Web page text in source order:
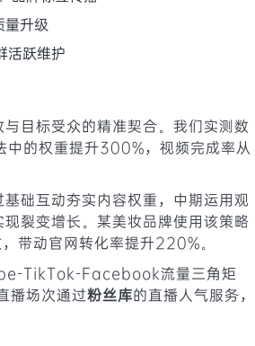
量升级
活跃维护
目标受众的精准契合。我们实测数
的权重提升300%，视频完成率从
础互动夯实内容权重，中期运用观
裂变增长。某美妆品牌使用该策略
带动官网转化率提升220%。
TikTok-Facebook流量三角矩
播场次通过粉丝库的直播人气服务，